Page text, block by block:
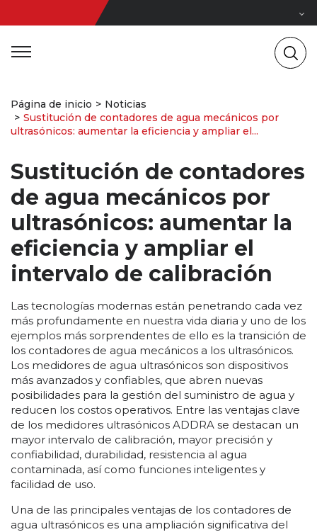
Página de inicio
Noticias
Sustitución de contadores de agua mecánicos por
ultrasónicos: aumentar la eficiencia y ampliar el...
Sustitución de contadores
de agua mecánicos por
ultrasónicos: aumentar la
eficiencia y ampliar el
intervalo de calibración
Las tecnologías modernas están penetrando cada vez
más profundamente en nuestra vida diaria y uno de los
ejemplos más sorprendentes de ello es la transición de
los contadores de agua mecánicos a los ultrasónicos.
Los medidores de agua ultrasónicos son dispositivos
más avanzados y confiables, que abren nuevas
posibilidades para la gestión del suministro de agua y
reducen los costos operativos. Entre las ventajas clave
de los medidores ultrasónicos ADDRA se destacan un
mayor intervalo de calibración, mayor precisión y
confiabilidad, durabilidad, resistencia al agua
contaminada, así como funciones inteligentes y
facilidad de uso.
Una de las principales ventajas de los contadores de
agua ultrasónicos es una ampliación significativa del